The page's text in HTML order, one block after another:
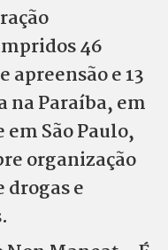
46
apreensão e 13
na Paraíba, em
em São Paulo,
organização
e